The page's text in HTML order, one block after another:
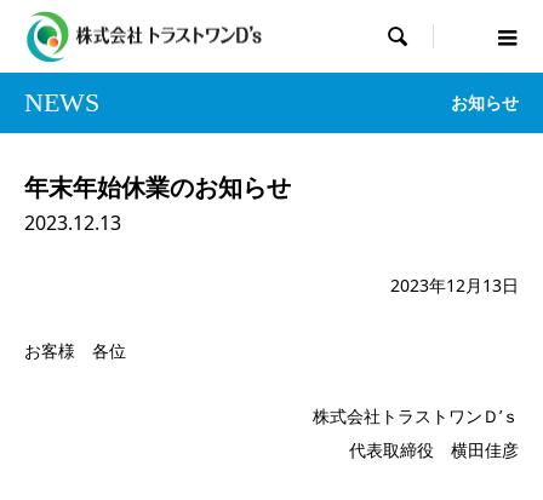

NEWS お知らせ
年末年始休業のお知らせ
2023.12.13
2023年12月13日
お客様 各位
株式会社トラストワンＤ’ｓ
代表取締役 横田佳彦